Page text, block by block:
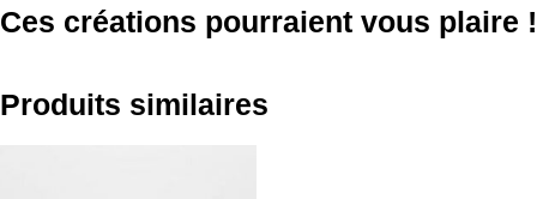
Ces créations pourraient vous plaire !
Produits similaires